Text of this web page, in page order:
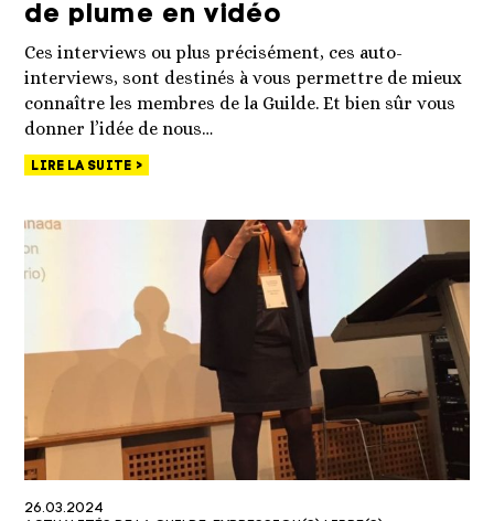
de plume en vidéo
Ces interviews ou plus précisément, ces auto-
interviews, sont destinés à vous permettre de mieux
connaître les membres de la Guilde. Et bien sûr vous
donner l’idée de nous…
LIRE LA SUITE
26.03.2024